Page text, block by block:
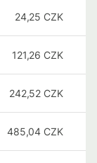
24,25 CZK
121,26 CZK
242,52 CZK
485,04 CZK